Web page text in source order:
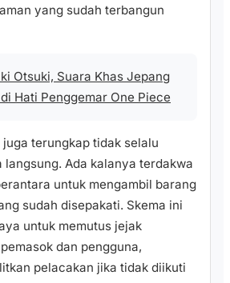
yang sudah terbangun
Otsuki, Suara Khas Jepang
Hati Penggemar One Piece
juga terungkap tidak selalu
langsung. Ada kalanya terdakwa
untuk mengambil barang
sudah disepakati. Skema ini
untuk memutus jejak
dan pengguna,
pelacakan jika tidak diikuti